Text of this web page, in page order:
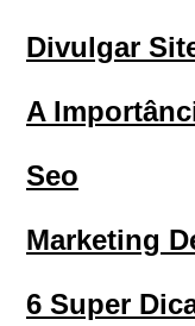
Divulgar
A
Seo
Marketing
6 Super